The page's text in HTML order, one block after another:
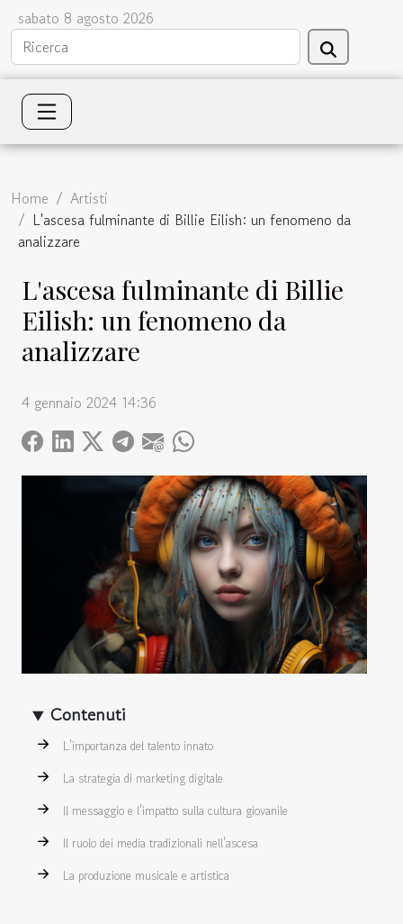
sabato 8 agosto 2026
Home
Artisti
L'ascesa fulminante di Billie Eilish: un fenomeno da
analizzare
L'ascesa fulminante di Billie
Eilish: un fenomeno da
analizzare
4 gennaio 2024 14:36
Contenuti
L'importanza del talento innato
La strategia di marketing digitale
Il messaggio e l'impatto sulla cultura giovanile
Il ruolo dei media tradizionali nell'ascesa
La produzione musicale e artistica